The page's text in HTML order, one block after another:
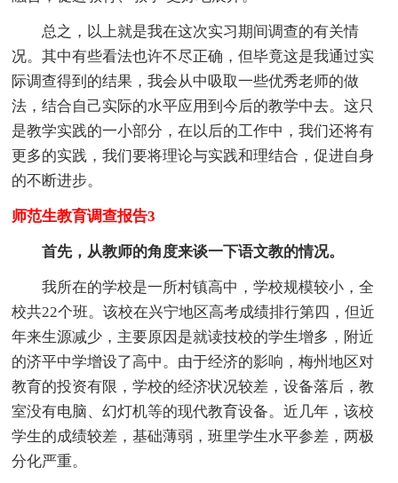
总之，以上就是我在这次实习期间调查的有关情
况。其中有些看法也许不尽正确，但毕竟这是我通过实
际调查得到的结果，我会从中吸取一些优秀老师的做
法，结合自己实际的水平应用到今后的教学中去。这只
是教学实践的一小部分，在以后的工作中，我们还将有
更多的实践，我们要将理论与实践和理结合，促进自身
的不断进步。
师范生教育调查报告3
首先，从教师的角度来谈一下语文教的情况。
我所在的学校是一所村镇高中，学校规模较小，全
校共22个班。该校在兴宁地区高考成绩排行第四，但近
年来生源减少，主要原因是就读技校的学生增多，附近
的济平中学增设了高中。由于经济的影响，梅州地区对
教育的投资有限，学校的经济状况较差，设备落后，教
室没有电脑、幻灯机等的现代教育设备。近几年，该校
学生的成绩较差，基础薄弱，班里学生水平参差，两极
分化严重。